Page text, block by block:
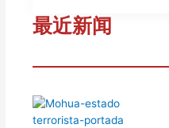
最近新闻